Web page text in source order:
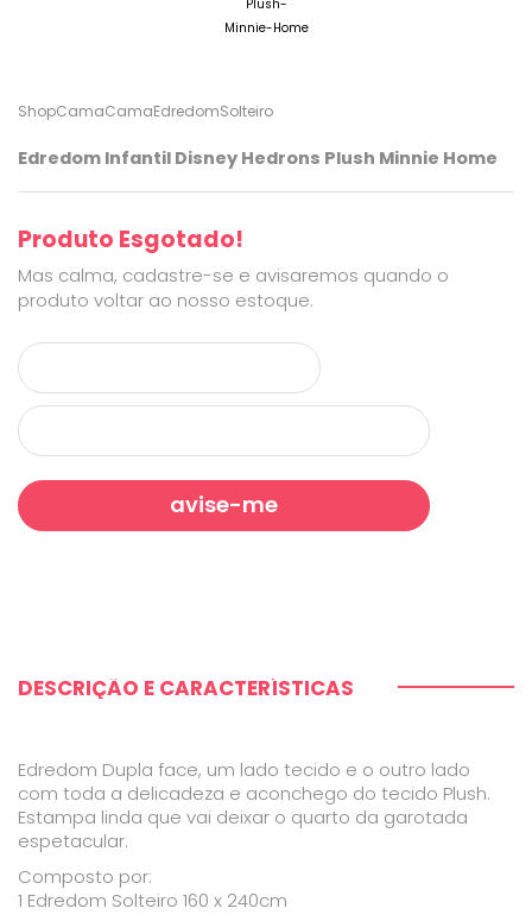
ShopCamaCamaEdredomSolteiro
Edredom Infantil Disney Hedrons Plush Minnie Home
Produto Esgotado!
Mas calma, cadastre-se e avisaremos quando o
produto voltar ao nosso estoque.
DESCRIÇÃO E CARACTERÍSTICAS
Edredom Dupla face, um lado tecido e o outro lado
com toda a delicadeza e aconchego do tecido Plush.
Estampa linda que vai deixar o quarto da garotada
espetacular.
Composto por:
1 Edredom Solteiro 160 x 240cm